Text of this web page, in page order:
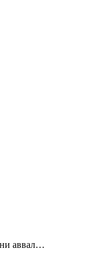
аввал…